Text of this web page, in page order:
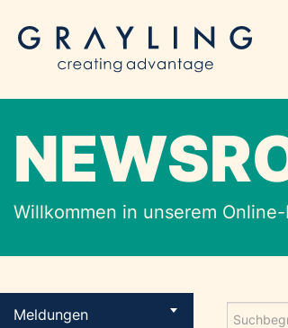
Willkommen in unserem
Meldungen